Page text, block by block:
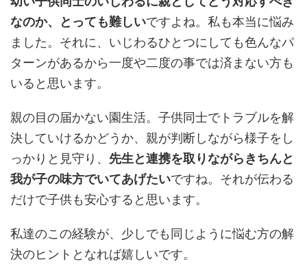
なのか、とっても難しいですよね。私も本当に悩み
ました。それに、いじわるひとつにしても色んなパ
ターンがあるから一度や二度の事では済まない方も
いると思います。
親の目の届かない園生活。子供同士でトラブルを解
決していけるかどうか、親が判断しながら様子をし
っかりと見守り、 先生と連携を取りながらきちんと
我が子の味方でいてあげたいですね。それが伝わる
だけで子供も安心すると思います。
私達のこの経験が、少しでも同じように悩む方の解
決のヒントとなれば嬉しいです。